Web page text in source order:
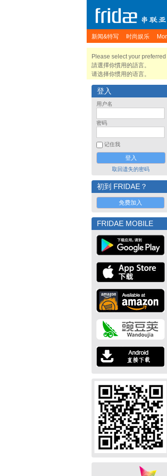
新闻&特写 时尚娱乐
Please select your
請選擇你慣用的語言。
请选择你惯用的语言。
登入
用户名
密码
记住我
取回遗失的密码
初到 FRIDAE？
免费加入
FRIDAE MOBILE